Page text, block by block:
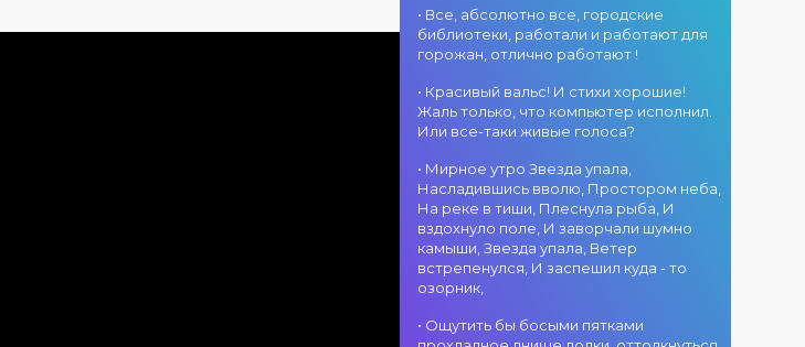
«Алтын
микрофон –
2026»! В этот
исполнители из
разных стран
встретятся на
чтобы открыть
яркий праздник
музыки и
творчества.
Станьте
свидетелями
«Алтын дән»! 15
августа на
площади
акимата
состоится
фестиваль
участием детских
творческих
коллективов
проекта «Даму
бала»! Вас ждут
яркие
прекрасные
г. Костанай дом
культуры
В День города —
«Карнавал»! 15
августа на
площади
акимата
состоится
концертная
программа
ансамбля танца
«Карнавал»!
г. Костанай дом
культуры
В День города —
DJ-программа
«MOVE &
DANCE»! 14
областного
культуры
• Все, абсолютно все, городские
библиотеки, работали и работают для
горожан, отлично работают !
• Красивый вальс! И стихи хорошие!
Жаль только, что компьютер исполнил.
Или все-таки живые голоса?
• Мирное утро Звезда упала,
Насладившись вволю, Простором неба,
На реке в тиши, Плеснула рыба, И
вздохнуло поле, И заворчали шумно
камыши, Звезда упала, Ветер
встрепенулся, И заспешил куда - то
озорник,
• Ощутить бы босыми пятками